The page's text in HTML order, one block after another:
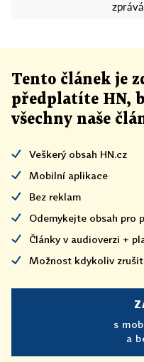
Tento článek je
předplatíte HN,
všechny naše
Veškerý obsah HN.cz
Mobilní aplikace
Bez reklam
Odemykejte obsah pro
Články v audioverzi +
Možnost kdykoliv zrušit
s
a